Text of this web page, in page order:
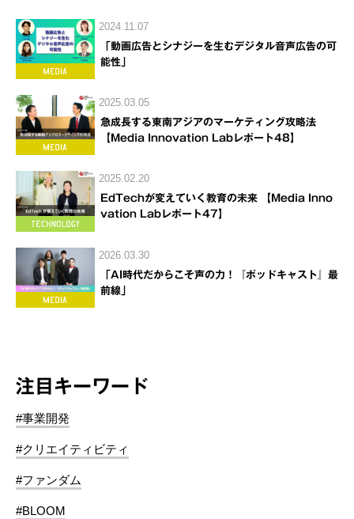
2024.11.07
「動画広告とシナジーを生むデジタル音声広告の可
能性」
2025.03.05
急成長する東南アジアのマーケティング攻略法
【Media Innovation Labレポート48】
2025.02.20
EdTechが変えていく教育の未来 【Media Inno
vation Labレポート47】
2026.03.30
「AI時代だからこそ声の力！『ポッドキャスト』最
前線」
注目キーワード
#事業開発
#クリエイティビティ
#ファンダム
#BLOOM